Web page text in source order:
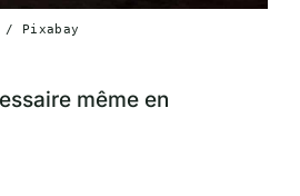
/ Pixabay
même en